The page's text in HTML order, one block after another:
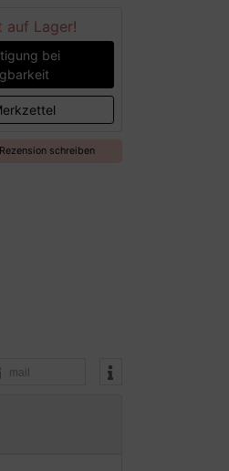
auf Lager!
bei
schreiben
mail